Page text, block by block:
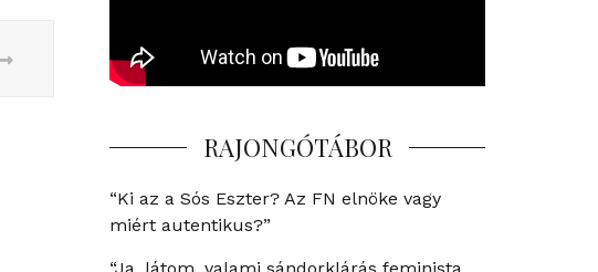
RAJONGÓTÁBOR
“Ki az a Sós Eszter? Az FN elnöke vagy
miért autentikus?”